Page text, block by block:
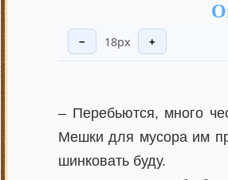
− 18px +
– Перебьются, много
Мешки для мусора им
шинковать буду.